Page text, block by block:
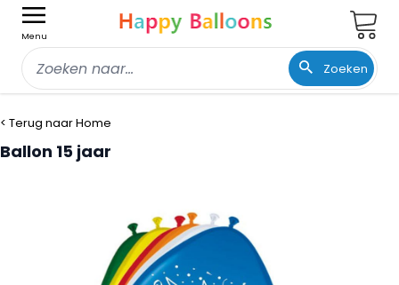
Menu
Zoeken
< Terug naar Home
Ballon 15 jaar